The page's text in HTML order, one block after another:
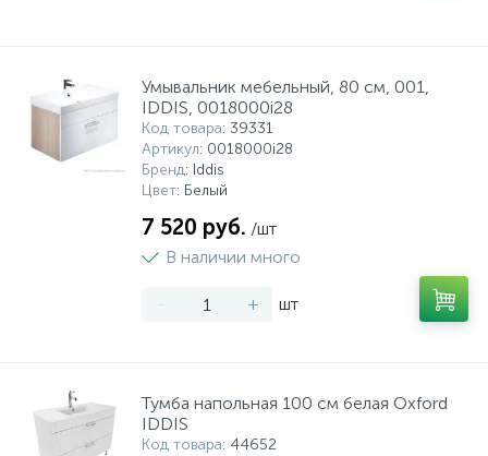
Умывальник мебельный, 80 см, 001,
IDDIS, 0018000i28
Код товара: 39331
Артикул: 0018000i28
Бренд: Iddis
Цвет: Белый
7 520 руб. /шт
В наличии много
- + шт
Тумба напольная 100 см белая Oxford
IDDIS
Код товара: 44652